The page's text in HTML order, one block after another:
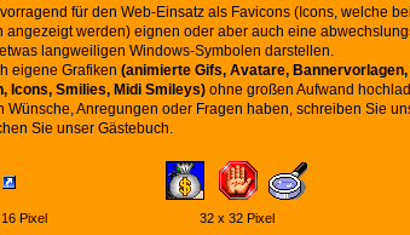
für den Web-Einsatz als Favicons (Icons, welche
angezeigt werden) eignen oder aber auch eine
langweiligen Windows-Symbolen darstellen.
eigene Grafiken (animierte Gifs, Avatare,
Icons, Smilies, Midi Smileys) ohne großen Aufwand
Wünsche, Anregungen oder Fragen haben, schreiben Sie
Sie unser Gästebuch.
Pixel 32 x 32 Pixel